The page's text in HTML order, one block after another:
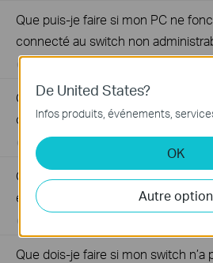
Que puis-je faire si mon PC ne
connecté au switch non
Que puis-je faire si la vitesse est
connecté au switch non
08-18-2023
Que dois-je faire si mon accès
est instable ?
Que dois-je faire si mon switch n’a
De United States?
Infos produits, événements,
OK
Autre option